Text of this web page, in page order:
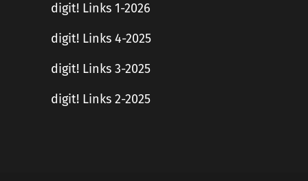
digit! Links 1-2026
digit! Links 4-2025
digit! Links 3-2025
digit! Links 2-2025